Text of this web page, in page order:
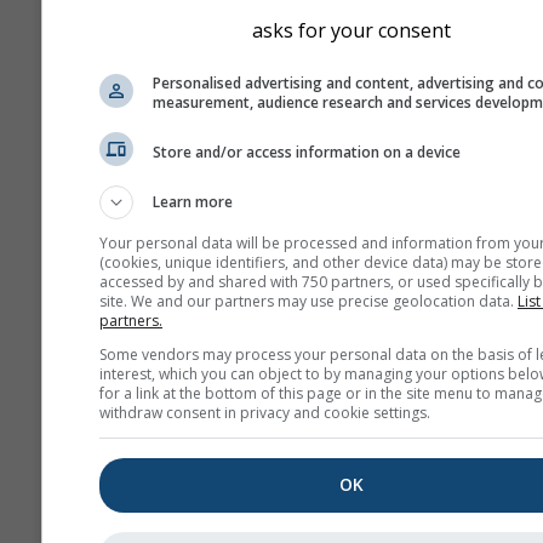
montanhas e costas
um pouco diferentes dos
no lugar exato que
Pode encontrar a altitude
apresenta dados por
Durante um mês, há
diárias para valores
meses há agregações
Também oferecemos
brutos para venda. Por
mais informações
(
asks for your consent
Personalised advertising and content, advertising and
measurement, audience research and services
Store and/or access information on a device
Learn more
Your personal data will be processed and information from
(cookies, unique identifiers, and other device data) may be
accessed by and shared with 750 partners, or used specifically
site. We and our partners may use precise geolocation data.
partners.
Some vendors may process your personal data on the basis of
interest, which you can object to by managing your options
for a link at the bottom of this page or in the site menu to
withdraw consent in privacy and cookie settings.
OK